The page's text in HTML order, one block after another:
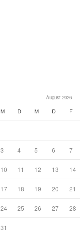
August 2026
M D M D F
3 4 5 6 7
10 11 12 13 14
17 18 19 20 21
24 25 26 27 28
31